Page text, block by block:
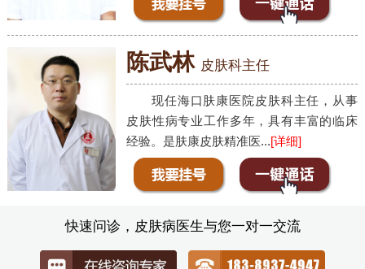
陈武林 皮肤科主任
现任海口肤康医院皮肤科主任，从事
皮肤性病专业工作多年，具有丰富的临床
经验。是肤康皮肤精准医...[详细]
快速问诊，皮肤病医生与您一对一交流